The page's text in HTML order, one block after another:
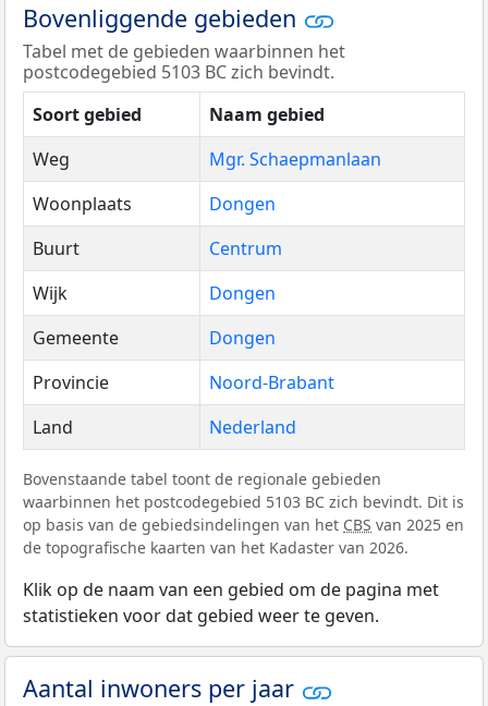
Bovenliggende gebieden
Tabel met de gebieden waarbinnen het
postcodegebied 5103 BC zich bevindt.
Soort gebied
Naam gebied
Weg
Mgr. Schaepmanlaan
Woonplaats
Dongen
Buurt
Centrum
Wijk
Dongen
Gemeente
Dongen
Provincie
Noord-Brabant
Land
Nederland
Bovenstaande tabel toont de regionale gebieden
waarbinnen het postcodegebied 5103 BC zich bevindt. Dit is
op basis van de gebiedsindelingen van het CBS van 2025 en
de topografische kaarten van het Kadaster van 2026.
Klik op de naam van een gebied om de pagina met
statistieken voor dat gebied weer te geven.
Aantal inwoners per jaar